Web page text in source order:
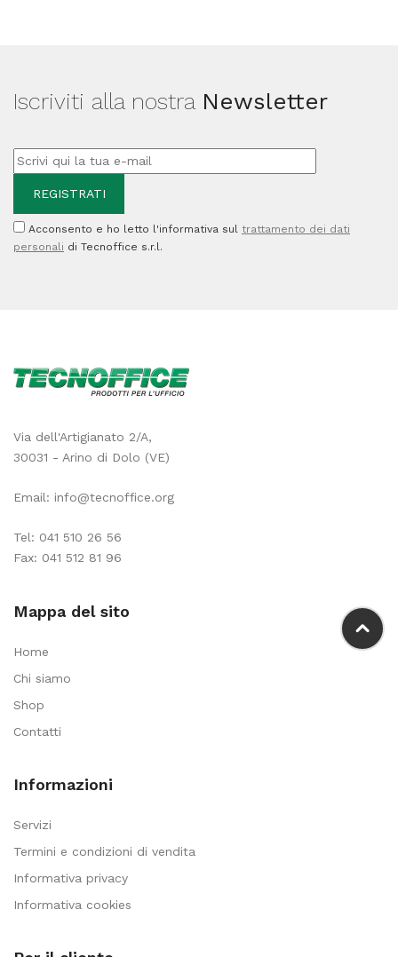
Iscriviti alla nostra Newsletter
Acconsento e ho letto l'informativa sul trattamento dei dati
personali di Tecnoffice s.r.l.
Via dell'Artigianato 2/A,
30031 - Arino di Dolo (VE)
Email: info@tecnoffice.org
Tel: 041 510 26 56
Fax: 041 512 81 96
Mappa del sito
Home
Chi siamo
Shop
Contatti
Informazioni
Servizi
Termini e condizioni di vendita
Informativa privacy
Informativa cookies